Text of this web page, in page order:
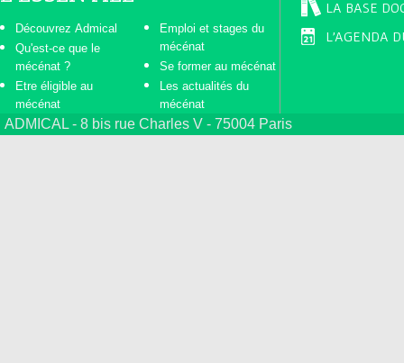
Découvrez Admical
Qu'est-ce que le
mécénat ?
Etre éligible au
mécénat
Emploi et stages du
mécénat
Se former au mécénat
Les actualités du
mécénat
LA BASE
L'AGENDA
ADMICAL - 8 bis rue Charles V - 75004 Paris